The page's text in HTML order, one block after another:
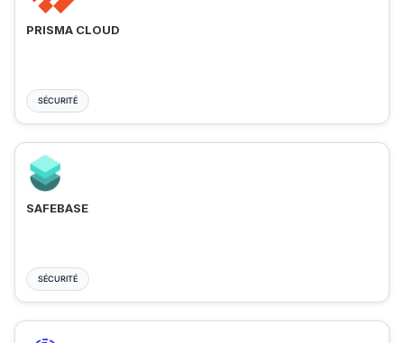
PRISMA CLOUD
SÉCURITÉ
SAFEBASE
SÉCURITÉ